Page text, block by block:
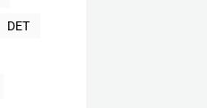
DET